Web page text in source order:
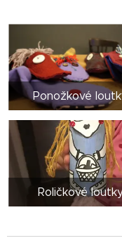
Ponožkové
Roličkové